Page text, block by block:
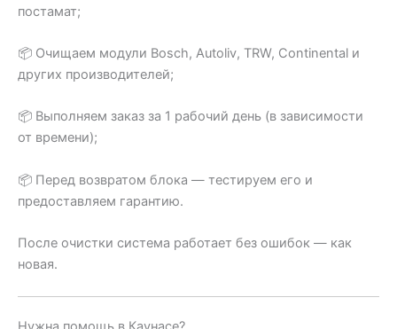
постамат;
📦 Очищаем модули Bosch, Autoliv, TRW, Continental и
других производителей;
📦 Выполняем заказ за 1 рабочий день (в зависимости
от времени);
📦 Перед возвратом блока — тестируем его и
предоставляем гарантию.
После очистки система работает без ошибок — как
новая.